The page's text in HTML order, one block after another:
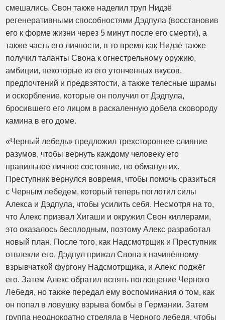
смешались. Свон также наделил труп Нидзё
регенеративными способностями Дэдпула (восстановив
его к форме жизни через 5 минут после его смерти), а
также часть его личности, в то время как Нидзё также
получил таланты Свона к огнестрельному оружию,
амбиции, некоторые из его утонченных вкусов,
предпочтений и предвзятости, а также телесные шрамы
и оскорбление, которые он получил от Дэдпула,
бросившего его лицом в раскаленную добела сковороду
камина в его доме.
«Черный лебедь» предложил трехстороннее слияние
разумов, чтобы вернуть каждому человеку его
правильное личное состояние, но обманул их.
Преступник вернулся вовремя, чтобы помочь сразиться
с Черным лебедем, который теперь поглотил силы
Алекса и Дэдпула, чтобы усилить себя. Несмотря на то,
что Алекс призвал Хигаши и окружил Свон киллерами,
это оказалось бесплодным, поэтому Алекс разработал
новый план. После того, как Надсмотрщик и Преступник
отвлекли его, Дэдпул прижал Свона к начинённому
взрывчаткой фургону Надсмотрщика, и Алекс поджёг
его. Затем Алекс обратил вспять поглощение Черного
Лебедя, но также передал ему воспоминания о том, как
он попал в ловушку взрыва бомбы в Германии. Затем
группа неоднократно стреляла в Черного лебедя, чтобы